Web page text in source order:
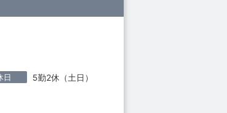
日 5勤2休（土日）